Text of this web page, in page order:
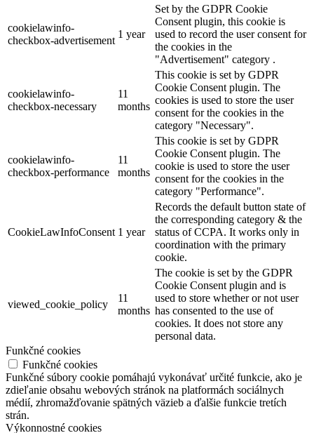
cookielawinfo-
checkbox-advertisement
1 year
Set by the GDPR Cookie
Consent plugin, this cookie is
used to record the user consent for
the cookies in the
"Advertisement" category .
cookielawinfo-
checkbox-necessary
11
months
This cookie is set by GDPR
Cookie Consent plugin. The
cookies is used to store the user
consent for the cookies in the
category "Necessary".
cookielawinfo-
checkbox-performance
11
months
This cookie is set by GDPR
Cookie Consent plugin. The
cookie is used to store the user
consent for the cookies in the
category "Performance".
CookieLawInfoConsent 1 year
Records the default button state of
the corresponding category & the
status of CCPA. It works only in
coordination with the primary
cookie.
viewed_cookie_policy
11
months
The cookie is set by the GDPR
Cookie Consent plugin and is
used to store whether or not user
has consented to the use of
cookies. It does not store any
personal data.
Funkčné cookies
Funkčné cookies
Funkčné súbory cookie pomáhajú vykonávať určité funkcie, ako je
zdieľanie obsahu webových stránok na platformách sociálnych
médií, zhromažďovanie spätných väzieb a ďalšie funkcie tretích
strán.
Výkonnostné cookies